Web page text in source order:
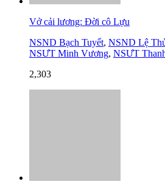
Vở cải lương: Đời cô Lựu
NSND Bạch Tuyết, NSND Lệ
NSƯT Minh Vương, NSƯT
2,303